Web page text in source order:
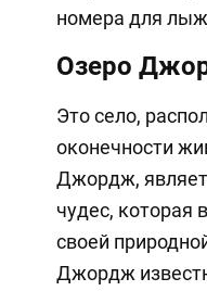
номера для
Озеро
Это село,
оконечности
Джордж,
чудес, которая
своей
Джордж